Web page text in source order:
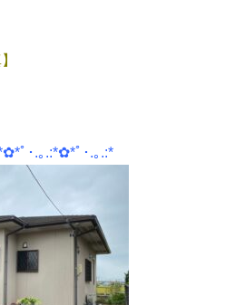
ﾟ･.｡.:*✿*ﾟ･.｡.:*